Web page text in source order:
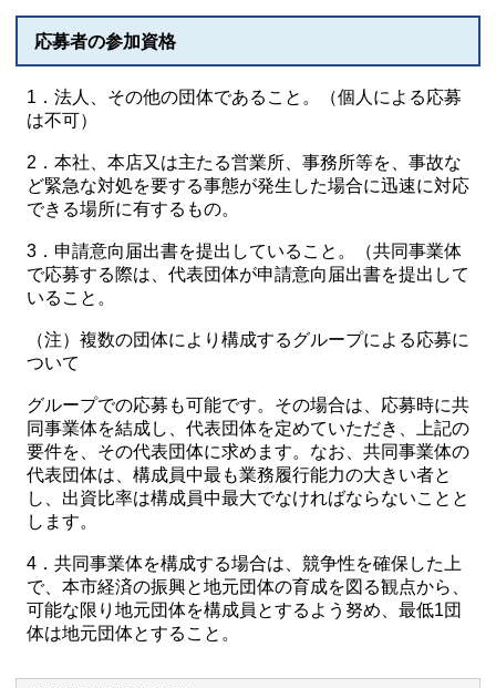
応募者の参加資格
1．法人、その他の団体であること。（個人による応募
は不可）
2．本社、本店又は主たる営業所、事務所等を、事故な
ど緊急な対処を要する事態が発生した場合に迅速に対応
できる場所に有するもの。
3．申請意向届出書を提出していること。（共同事業体
で応募する際は、代表団体が申請意向届出書を提出して
いること。
（注）複数の団体により構成するグループによる応募に
ついて
グループでの応募も可能です。その場合は、応募時に共
同事業体を結成し、代表団体を定めていただき、上記の
要件を、その代表団体に求めます。なお、共同事業体の
代表団体は、構成員中最も業務履行能力の大きい者と
し、出資比率は構成員中最大でなければならないことと
します。
4．共同事業体を構成する場合は、競争性を確保した上
で、本市経済の振興と地元団体の育成を図る観点から、
可能な限り地元団体を構成員とするよう努め、最低1団
体は地元団体とすること。